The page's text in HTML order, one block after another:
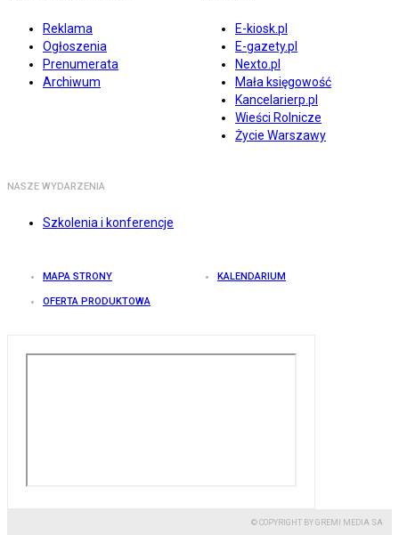
Reklama
Ogłoszenia
Prenumerata
Archiwum
E-kiosk.pl
E-gazety.pl
Nexto.pl
Mała księgowość
Kancelarierp.pl
Wieści Rolnicze
Życie Warszawy
NASZE WYDARZENIA
Szkolenia i konferencje
MAPA STRONY KALENDARIUM
OFERTA PRODUKTOWA
© COPYRIGHT BY GREMI MEDIA SA